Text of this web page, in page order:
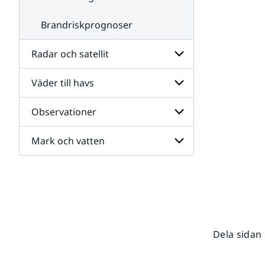
Brandriskprognoser
Radar och satellit
Undersidor
för
Radar
och
satellit
Väder till havs
Undersidor
för
Väder
till
havs
Observationer
Undersidor
för
Mark och vatten
Dela sidan